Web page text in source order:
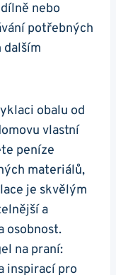
nebo
​potřebných
⁢dalším
obalu od
vlastní
peníze
materiálů,
je skvělým
a
osobnost.